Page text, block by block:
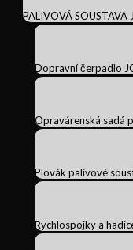
PALIVOVÁ SOUSTAVA
Dopravní čerpadlo
Opravárenská sadá
Plovák palivové
Rychlospojky a